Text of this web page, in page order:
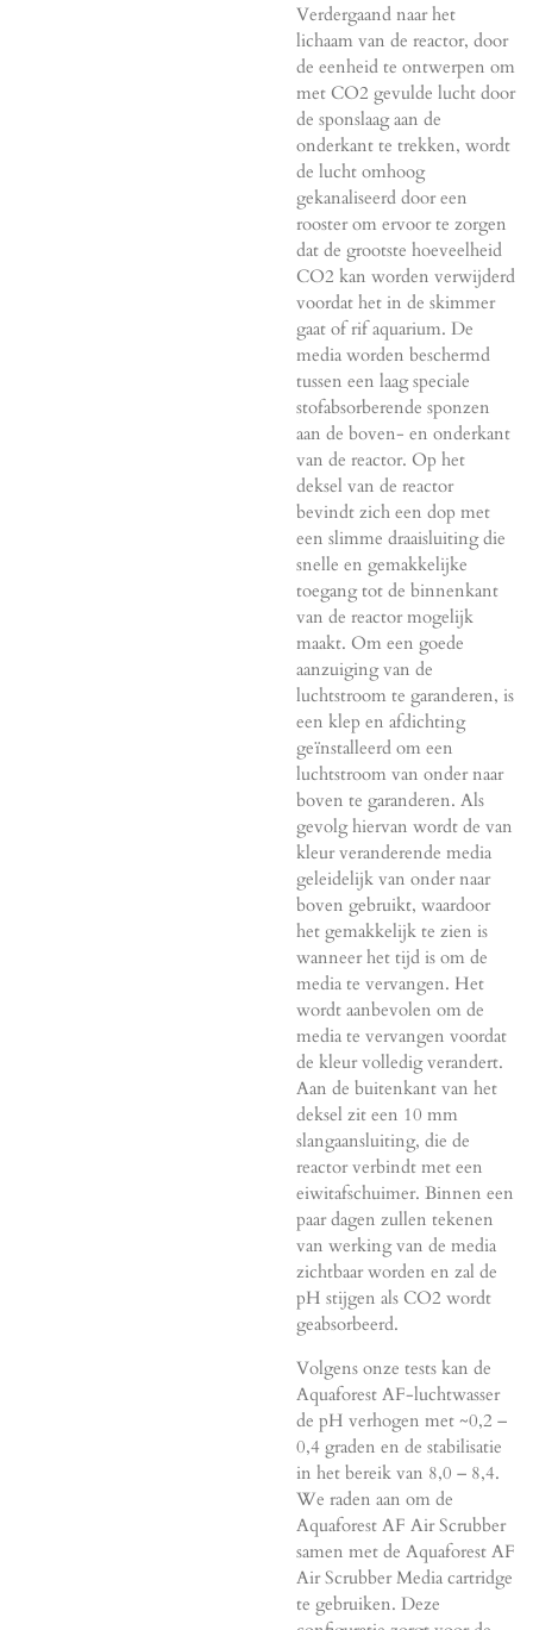
Verdergaand naar het
lichaam van de reactor, door
de eenheid te ontwerpen om
met CO2 gevulde lucht door
de sponslaag aan de
onderkant te trekken, wordt
de lucht omhoog
gekanaliseerd door een
rooster om ervoor te zorgen
dat de grootste hoeveelheid
CO2 kan worden verwijderd
voordat het in de skimmer
gaat of rif aquarium. De
media worden beschermd
tussen een laag speciale
stofabsorberende sponzen
aan de boven- en onderkant
van de reactor. Op het
deksel van de reactor
bevindt zich een dop met
een slimme draaisluiting die
snelle en gemakkelijke
toegang tot de binnenkant
van de reactor mogelijk
maakt. Om een ​​goede
aanzuiging van de
luchtstroom te garanderen, is
een klep en afdichting
geïnstalleerd om een ​​
luchtstroom van onder naar
boven te garanderen. Als
gevolg hiervan wordt de van
kleur veranderende media
geleidelijk van onder naar
boven gebruikt, waardoor
het gemakkelijk te zien is
wanneer het tijd is om de
media te vervangen. Het
wordt aanbevolen om de
media te vervangen voordat
de kleur volledig verandert.
Aan de buitenkant van het
deksel zit een 10 mm
slangaansluiting, die de
reactor verbindt met een
eiwitafschuimer. Binnen een
paar dagen zullen tekenen
van werking van de media
zichtbaar worden en zal de
pH stijgen als CO2 wordt
geabsorbeerd.
Volgens onze tests kan de
Aquaforest AF-luchtwasser
de pH verhogen met ~0,2 –
0,4 graden en de stabilisatie
in het bereik van 8,0 – 8,4.
We raden aan om de
Aquaforest AF Air Scrubber
samen met de Aquaforest AF
Air Scrubber Media cartridge
te gebruiken. Deze